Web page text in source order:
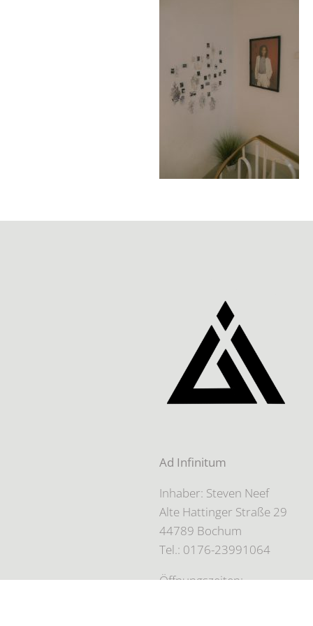
Ad Infinitum
Inhaber: Steven Neef
Alte Hattinger Straße 29
44789 Bochum
Tel.: 0176-23991064
Öffnungszeiten: